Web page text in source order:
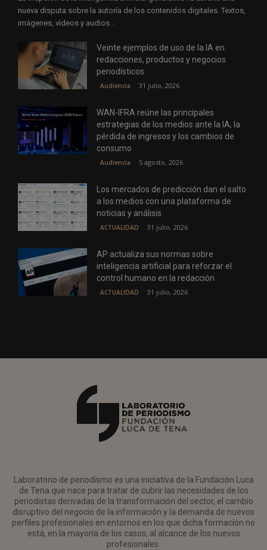
nueva disputa sobre la autoría de los contenidos digitales. Textos,
imágenes, vídeos y audios...
Veinte ejemplos de uso de la IA en
redacciones, productos y negocios
periodísticos
Audiencia 31 julio, 2026
WAN-IFRA reúne las principales
estrategias de los medios ante la IA, la
pérdida de ingresos y los cambios de
consumo
Audiencia 5 agosto, 2026
Los mercados de predicción dan el salto
a los medios con una plataforma de
noticias y análisis
ACTUALIDAD 31 julio, 2026
AP actualiza sus normas sobre
inteligencia artificial para reforzar el
control humano en la redacción
ACTUALIDAD 31 julio, 2026
Laboratorio de periodismo es una iniciativa de la Fundación Luca
de Tena que nace para tratar de cubrir las necesidades de los
periodistas derivadas de la transformación del sector, el cambio
disruptivo del negocio de la información y la demanda de nuevos
perfiles profesionales en entornos en los que dicha formación no
está, en la mayoría de los casos, al alcance de los nuevos
profesionales.